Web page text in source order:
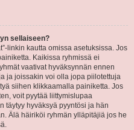
sellaiseen?
linkin kautta omissa asetuksissa. Jos
Kaikissa ryhmissä ei
vaativat hyväksynnän ennen
ja joissakin voi olla jopa piilotettuja
siihen klikkaamalla painiketta. Jos
voit pyytää liittymislupaa
täytyy hyväksyä pyyntösi ja hän
Älä häiriköi ryhmän ylläpitäjiä jos he